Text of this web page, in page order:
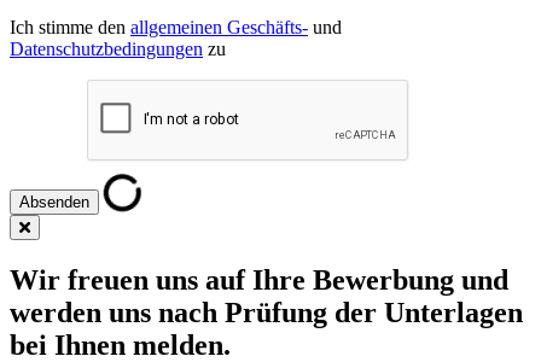
Ich stimme den allgemeinen Geschäfts- und
Datenschutzbedingungen zu
Wir freuen uns auf Ihre Bewerbung und
werden uns nach Prüfung der Unterlagen
bei Ihnen melden.